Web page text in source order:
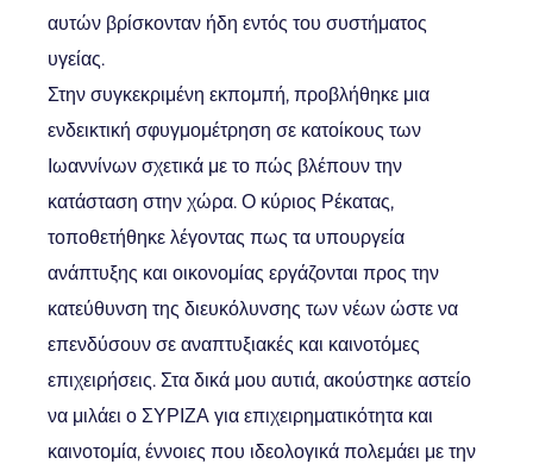
αυτών βρίσκονταν ήδη εντός του συστήματος
υγείας.
Στην συγκεκριμένη εκπομπή, προβλήθηκε μια
ενδεικτική σφυγμομέτρηση σε κατοίκους των
Ιωαννίνων σχετικά με το πώς βλέπουν την
κατάσταση στην χώρα. Ο κύριος Ρέκατας,
τοποθετήθηκε λέγοντας πως τα υπουργεία
ανάπτυξης και οικονομίας εργάζονται προς την
κατεύθυνση της διευκόλυνσης των νέων ώστε να
επενδύσουν σε αναπτυξιακές και καινοτόμες
επιχειρήσεις. Στα δικά μου αυτιά, ακούστηκε αστείο
να μιλάει ο ΣΥΡΙΖΑ για επιχειρηματικότητα και
καινοτομία, έννοιες που ιδεολογικά πολεμάει με την